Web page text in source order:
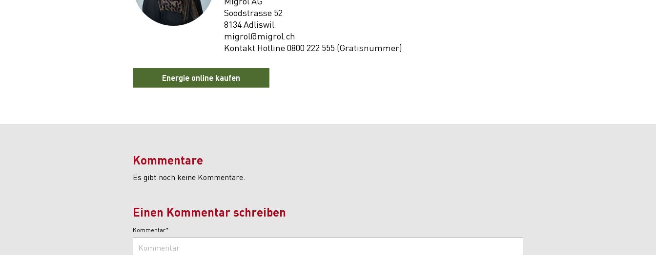
Soodstrasse 52
8134 Adliswil
migrol@migrol.ch
Kontakt Hotline 0800 222 555 (Gratisnummer)
Energie online kaufen
Kommentare
Es gibt noch keine Kommentare.
Einen Kommentar schreiben
Kommentar*